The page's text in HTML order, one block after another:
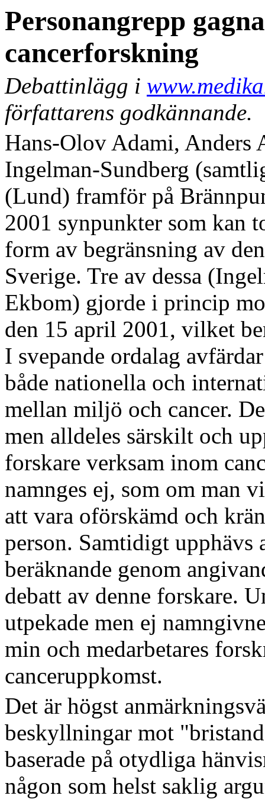
Personangrepp
cancerforskning
Debattinlägg i
författarens godkännande.
Hans-Olov Adami, Anders
Ingelman-Sundberg
(Lund) framför på
2001 synpunkter som kan
form av begränsning av
Sverige. Tre av dessa
Ekbom) gjorde i princip
den 15 april 2001, vilket
I svepande ordalag
både nationella och
mellan miljö och cancer.
men alldeles särskilt och
forskare verksam inom
namnges ej, som om man
att vara oförskämd och
person. Samtidigt
beräknande genom
debatt av denne forskare.
utpekade men ej
min och medarbetares
canceruppkomst.
Det är högst
beskyllningar mot
baserade på otydliga
någon som helst saklig